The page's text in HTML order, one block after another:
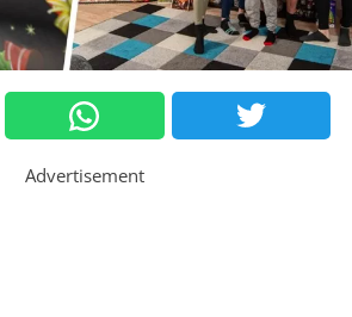
Advertisement